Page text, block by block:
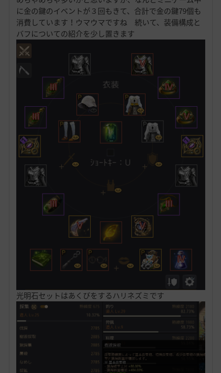
に金の鍵のイベントが３回もきて、合計で金の鍵79個も
消費しています！ウマウマですね 続いて、装備構成と
バフについての紹介を少し置きます
光明石セットはあくびをするハリネズミです